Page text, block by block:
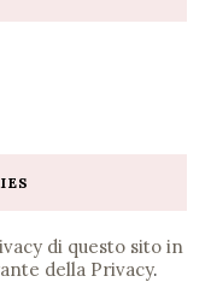
di questo sito in
della Privacy.